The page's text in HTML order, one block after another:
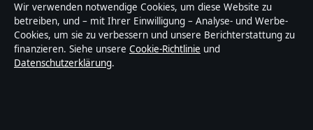
Abendfokus Media Ltd.
Office 9, Business Centre
Valletta, 0000
Wir verwenden notwendige Cookies, um diese Website zu
betreiben, und – mit Ihrer Einwilligung – Analyse- und Werbe-
Cookies, um sie zu verbessern und unsere Berichterstattung zu
finanzieren. Siehe unsere Cookie-Richtlinie und
Datenschutzerklärung.